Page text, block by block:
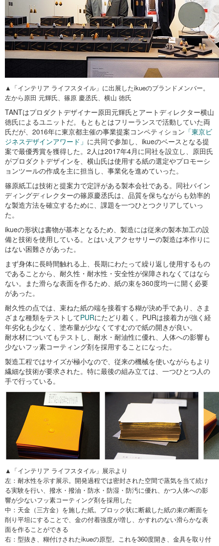
▲「インテリア ライフスタイル」に出展したikueのブランドメンバー。
左から原田 元輝氏、篠原 慶丞氏、横山 徳氏
TANTはプロダクトデザイナー原田元輝氏とアートディレクター横山
徳氏によるユニットだ。もともとはフリーランスで活動していた両
氏だが、2016年に東京都主催の事業提案コンペティション 「東京ビ
ジネスデザインアワード」 に共同で参加し、ikueのベースとなる提
案で最優秀賞を獲得した。2人は2017年4月に同社を設立し、原田氏
がプロダクトデザインを、横山氏は使用する紙の選定やプロモーシ
ョンツールの作成を主に担当し、事業化を進めていった。
篠原紙工は技術と提案力で定評がある製本会社である。同社バイン
ディングディレクターの篠原慶丞氏は、品質を保ちながらも効率的
な製造方法を確立するために、課題を一つひとつクリアしていっ
た。
ikueの形状は書物が基本となるため、製造には従来の製本加工の設
備と技術を使用している。とはいえアクセサリーの製造は本作りに
はない困難さがあった。
まず身体に長時間触れる上、長期にわたって繰り返し使用するもの
であることから、耐久性・耐水性・安全性が保障されなくてはなら
ない。また滑らな表面を作るため、紙の束を360度均一に開く必要
があった。
耐久性の点では、束ねた紙の端を接着する糊が決め手であり、さま
ざまな種類をテストしてPURにたどり着く。PURは接着力が強く経
年劣化も少なく、塗布量が少なくてすむので紙の開きが良い。
耐水材についてもテストし、耐水・耐油性に優れ、人体への影響も
少ないフッ素コーティング剤を採用することになった。
製造工程ではサイズが極小なので、従来の機械を使いながらもより
繊細な技術が要求された。特に最後の組み立ては、一つひとつ人の
手で行っている。
▲「インテリア ライフスタイル」展示より
左：耐水性を示す展示。開発過程では密封された空間で蒸気を当て続け
る実験を行い、撥水・撥油・防水・防湿・防汚に優れ、かつ人体への影
響が少ないフッ素コーティング剤を採用した
中：天金（三方金）を施した紙。ブロック状に断裁した紙の束の断面を
削り平坦にすることで、金の付着強度が増し、かすれのない滑らかな表
面を作ることができる
右：型抜き、糊付けされたikueの原型。これを360度開き、金具を取り付